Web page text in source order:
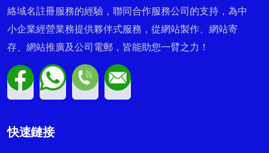
絡域名註冊服務的經驗，聯同合作服務公司的支持，為中
小企業經營業務提供夥伴式服務，從網站製作、網站寄
存、網站推廣及公司電郵，皆能助您一臂之力！
快速鏈接